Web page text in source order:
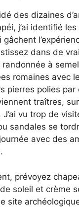
des dizaines
j’ai identifié
dans de
à
romaines avec
pierres polies par
traîtres,
vu trop de
sandales se
avec des
prévoyez
soleil et crème
site